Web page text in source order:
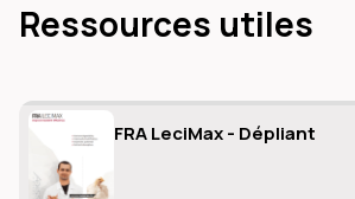
Ressources utiles
FRA LeciMax - Dépliant